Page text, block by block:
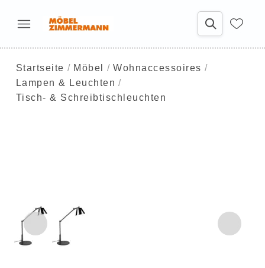
Startseite Möbel
Wohnaccessoires
Lampen & Leuchten
Tisch- & Schreibtischleuchten